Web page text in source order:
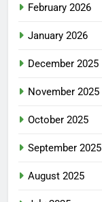
February 2026
January 2026
December 2025
November 2025
October 2025
September 2025
August 2025